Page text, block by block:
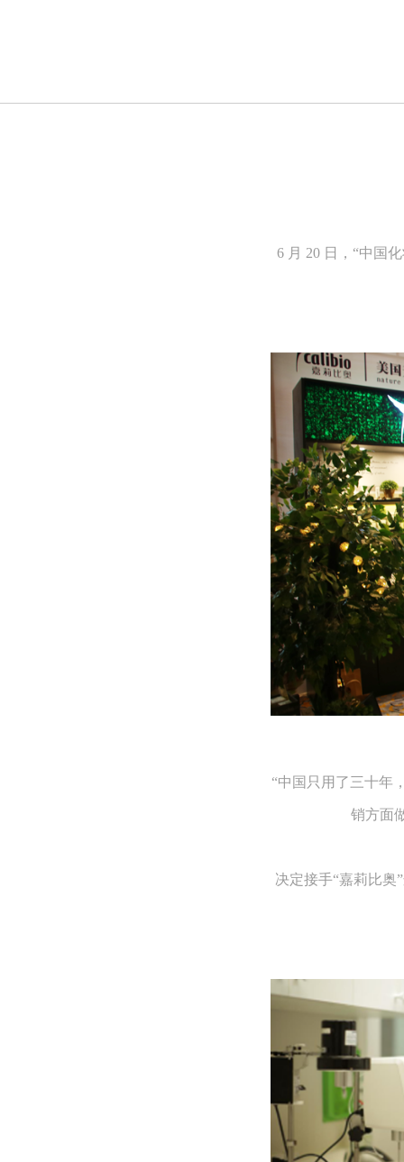
6 月 20 日，“中国
“中国只用了三十年
销方面
决定接手“嘉莉比奥